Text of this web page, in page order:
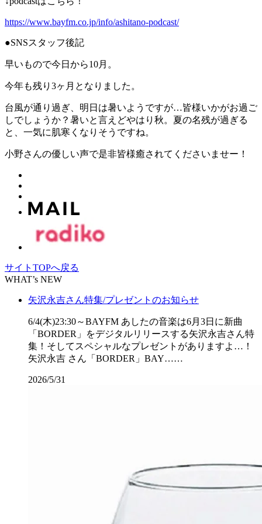
https://www.bayfm.co.jp/info/ashitano-podcast/
●SNSスタッフ後記
早いもので今日から10月。
今年も残り3ヶ月となりました。
台風が通り過ぎ、明日は暑いようですが…皆様いかがお過ご
しでしょうか？暑いと言えどやはり秋。夏の名残が過ぎる
と、一気に肌寒くなりそうですね。
小野さんの優しい声で是非皆様癒されてくださいませー！
サイトTOPへ戻る
WHAT’s NEW
矢沢永吉さん特集/プレゼントのお知らせ
6/4(木)23:30～BAYFM あしたの音楽は6月3日に新曲
「BORDER」をデジタルリリースする矢沢永吉さん特
集！そしてスペシャルなプレゼントがありますよ…！
矢沢永吉 さん「BORDER」BAY……
2026/5/31